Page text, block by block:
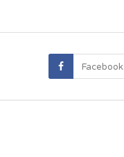
Facebook